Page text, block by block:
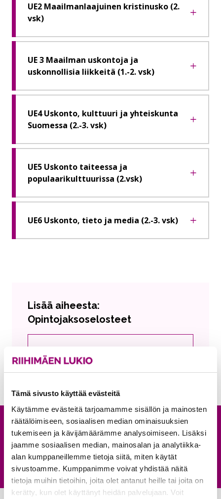
Tämä sivusto käyttää evästeitä
Käytämme evästeitä tarjoamamme sisällön ja mainosten
räätälöimiseen, sosiaalisen median ominaisuuksien
tukemiseen ja kävijämäärämme analysoimiseen. Lisäksi
jaamme sosiaalisen median, mainosalan ja analytiikka-
alan kumppaneillemme tietoja siitä, miten käytät
sivustoamme. Kumppanimme voivat yhdistää näitä
tietoja muihin tietoihin, joita olet antanut heille tai joita on
kerätty, kun olet käyttänyt heidän palvelujaan. Voit
UE2 Maailmanlaajuinen kristinusko (2.
vsk)
UE 3 Maailman uskontoja ja
uskonnollisia liikkeitä (1.-2. vsk)
UE4 Uskonto, kulttuuri ja yhteiskunta
Suomessa (2.-3. vsk)
UE5 Uskonto taiteessa ja
populaarikulttuurissa (2.vsk)
UE6 Uskonto, tieto ja media (2.-3. vsk)
Lisää aiheesta:
Opintojaksoselosteet
Nykyinen sivu
Klikkaa käyttääksesi valikkoa
Anna palautetta
Palautepalvelu
Siirtyy ulkoiselle